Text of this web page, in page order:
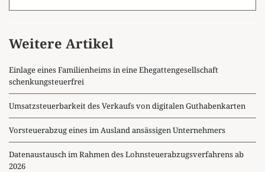
Weitere Artikel
Einlage eines Familienheims in eine Ehegattengesellschaft
schenkungsteuerfrei
Umsatzsteuerbarkeit des Verkaufs von digitalen Guthabenkarten
Vorsteuerabzug eines im Ausland ansässigen Unternehmers
Datenaustausch im Rahmen des Lohnsteuerabzugsverfahrens ab
2026